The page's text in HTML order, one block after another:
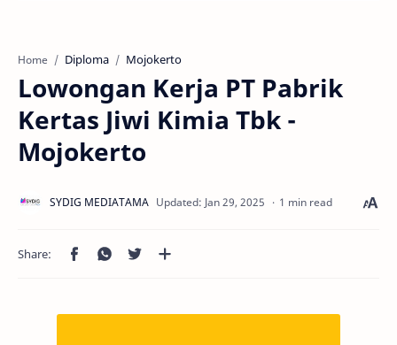
Home Diploma Mojokerto
Lowongan Kerja PT Pabrik
Kertas Jiwi Kimia Tbk -
Mojokerto
1 min read